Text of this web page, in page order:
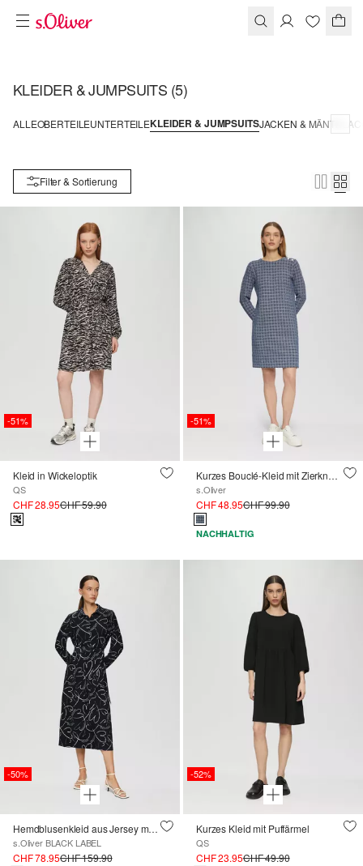
KLEIDER & JUMPSUITS (5)
ALLEOBERTEILEUNTERTEILEKLEIDER & JUMPSUITSJACKEN & MÄNTEL
Filter & Sortierung
-51%
Kleid in Wickeloptik
QS
CHF 28.95CHF 59.90
-51%
Kurzes Bouclé-Kleid mit Zierknöpfen
s.Oliver
CHF 48.95CHF 99.90
NACHHALTIG
-50%
Hemdblusenkleid aus Jersey mit Bindegürtel und Herz-Print
s.Oliver BLACK LABEL
CHF 78.95CHF 159.90
-52%
Kurzes Kleid mit Puffärmel
QS
CHF 23.95CHF 49.90